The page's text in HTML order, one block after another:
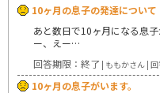
10ヶ月の息子の発達について
あと数日で10ヶ月になる息
ー、えー…
回答期限：終了 | ももかさん |
10ヶ月の息子がいます。